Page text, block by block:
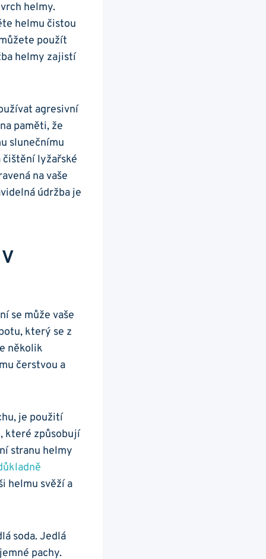
helmy.⁣
helmu čistou
použít
helmy zajistí
agresivní
paměti, že
slunečnímu
lyžařské
​na vaše
údržba‍ je
se může‌ vaše‌
který se⁢ z
několik⁤
čerstvou a
je použití
které způsobují⁣
stranu helmy
helmu⁢ svěží a‌
soda. Jedlá
pachy.